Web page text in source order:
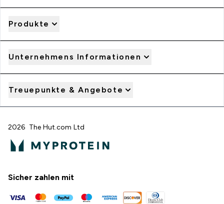
Produkte
Unternehmens Informationen
Treuepunkte & Angebote
2026 The Hut.com Ltd
Sicher zahlen mit